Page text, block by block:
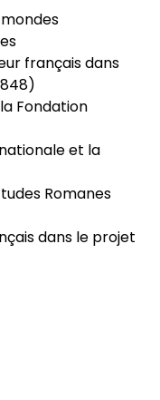
français dans
Fondation
et la
Romanes
dans le projet